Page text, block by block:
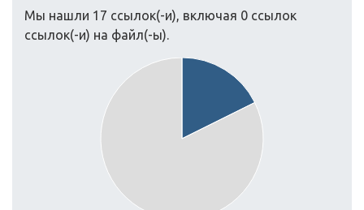
Мы нашли 17 ссылок(-и), включая 0 ссылок
ссылок(-и) на файл(-ы).